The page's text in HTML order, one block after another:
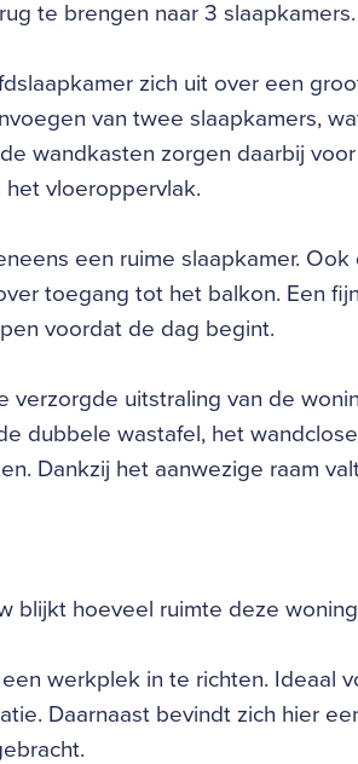
te brengen naar 3 slaapkamers.
zich uit over een
van twee slaapkamers,
wandkasten zorgen daarbij
vloeroppervlak.
een ruime slaapkamer.
toegang tot het balkon. Een
voordat de dag begint.
verzorgde uitstraling van de
dubbele wastafel, het
Dankzij het aanwezige raam
blijkt hoeveel ruimte deze
werkplek in te richten. Ideaal
Daarnaast bevindt zich hier